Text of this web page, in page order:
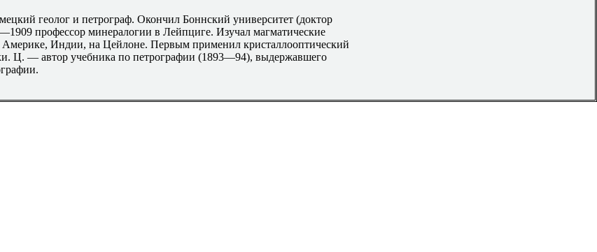
геолог и петрограф. Окончил Боннский университет (доктор
профессор минералогии в Лейпциге. Изучал магматические
Индии, на Цейлоне. Первым применил кристаллооптический
Ц. — автор учебника по петрографии (1893—94), выдержавшего